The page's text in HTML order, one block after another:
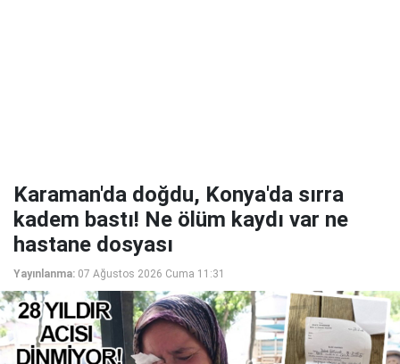
Karaman'da doğdu, Konya'da sırra
kadem bastı! Ne ölüm kaydı var ne
hastane dosyası
Yayınlanma: 07 Ağustos 2026 Cuma 11:31